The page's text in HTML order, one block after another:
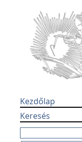
Kezdőlap
Keresés